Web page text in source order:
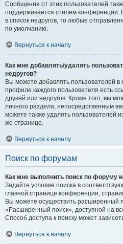
Сообщения от этих пользователей
поддерживается стилем конференции.
в список недругов, то любые
по умолчанию.
Вернуться к началу
Как мне добавлять/удалять
недругов?
Вы можете добавлять пользователей в
профиле каждого пользователя есть
друзей или недругов. Кроме того, вы
личного раздела, непосредственным
можете также удалять пользователей
же странице.
Вернуться к началу
Поиск по форумам
Как мне выполнить поиск по форуму
Задайте условие поиска в
главной странице конференции,
Вы можете осуществить расширенный
«Расширенный поиск», доступной на
Способ доступа к поиску может
Вернуться к началу